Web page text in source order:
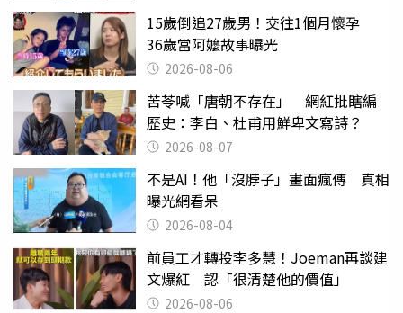
15歲倒追27歲男！交往1個月懷孕
36歲當阿嬤故事曝光
2026-08-06
苦苓喊「唐朝不存在」 網紅批瞎編
歷史：李白、杜甫用鮮卑文寫詩？
2026-08-07
不是AI！他「沒脖子」畫面瘋傳 真相
曝光網看呆
2026-08-04
前員工才轉投李多慧！Joeman再談建
文爆紅 認「很清楚他的價值」
2026-08-06